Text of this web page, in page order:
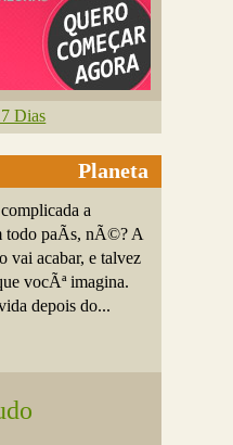
Dias
Planeta
a
todo paÃ­s, nÃ©? A
vai acabar, e talvez
vocÃª imagina.
depois do...